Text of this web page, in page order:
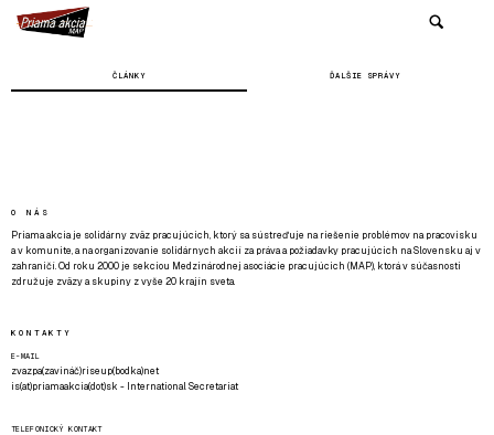
ČLÁNKY ĎALŠIE SPRÁVY
O NÁS
Priama akcia je solidárny zväz pracujúcich, ktorý sa sústreďuje na riešenie problémov na pracovisku
a v komunite, a na organizovanie solidárnych akcií za práva a požiadavky pracujúcich na Slovensku aj v
zahraničí. Od roku 2000 je sekciou Medzinárodnej asociácie pracujúcich (MAP), ktorá v súčasnosti
združuje zväzy a skupiny z vyše 20 krajín sveta.
KONTAKTY
E-MAIL
zvazpa(zavináč)riseup(bodka)net
is(at)priamaakcia(dot)sk - International Secretariat
TELEFONICKÝ KONTAKT